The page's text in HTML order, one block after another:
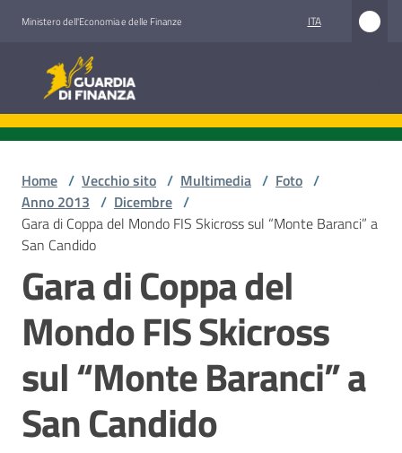
Ministero dell'Economia e delle Finanze ITA
Guardia di Finanza
Home / Vecchio sito / Multimedia / Foto /
Anno 2013 / Dicembre /
Gara di Coppa del Mondo FIS Skicross sul “Monte Baranci” a
San Candido
Gara di Coppa del
Mondo FIS Skicross
sul “Monte Baranci” a
San Candido